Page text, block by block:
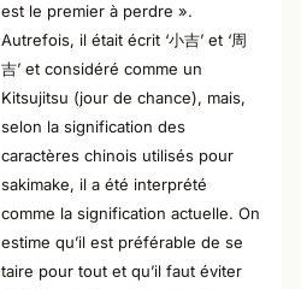
est le premier à perdre ».
Autrefois, il était écrit ‘小吉’ et ‘周
吉’ et considéré comme un
Kitsujitsu (jour de chance), mais,
selon la signification des
caractères chinois utilisés pour
sakimake, il a été interprété
comme la signification actuelle. On
estime qu’il est préférable de se
taire pour tout et qu’il faut éviter